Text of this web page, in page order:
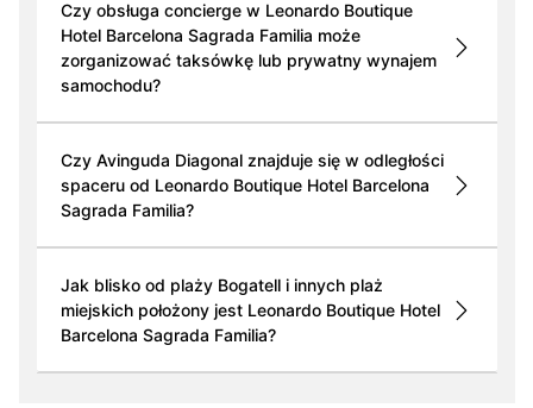
Czy obsługa concierge w Leonardo Boutique
Hotel Barcelona Sagrada Familia może
zorganizować taksówkę lub prywatny wynajem
samochodu?
Czy Avinguda Diagonal znajduje się w odległości
spaceru od Leonardo Boutique Hotel Barcelona
Sagrada Familia?
Jak blisko od plaży Bogatell i innych plaż
miejskich położony jest Leonardo Boutique Hotel
Barcelona Sagrada Familia?